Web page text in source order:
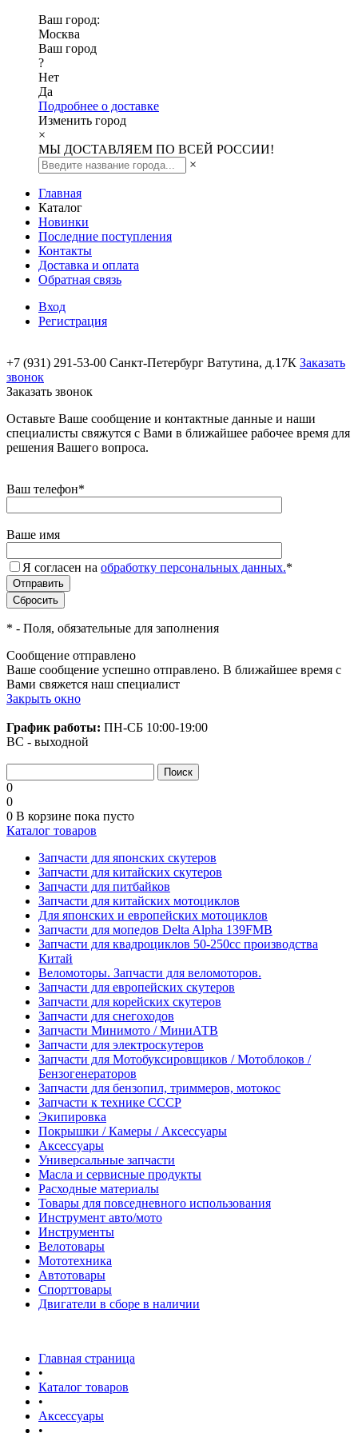
Ваш город:
Москва
Ваш город
?
Нет
Да
Подробнее о доставке
Изменить город
×
МЫ ДОСТАВЛЯЕМ ПО ВСЕЙ РОССИИ!
×
Главная
Каталог
Новинки
Последние поступления
Контакты
Доставка и оплата
Обратная связь
Вход
Регистрация
+7 (931) 291-53-00 Санкт-Петербург Ватутина, д.17К Заказать
звонок
Заказать звонок
Оставьте Ваше сообщение и контактные данные и наши
специалисты свяжутся с Вами в ближайшее рабочее время для
решения Вашего вопроса.
Ваш телефон*
Ваше имя
Я согласен на обработку персональных данных.*
* - Поля, обязательные для заполнения
Сообщение отправлено
Ваше сообщение успешно отправлено. В ближайшее время с
Вами свяжется наш специалист
Закрыть окно
График работы: ПН-СБ 10:00-19:00
ВС - выходной
0
0
0 В корзине пока пусто
Каталог товаров
Запчасти для японских скутеров
Запчасти для китайских скутеров
Запчасти для питбайков
Запчасти для китайских мотоциклов
Для японских и европейских мотоциклов
Запчасти для мопедов Delta Alpha 139FMB
Запчасти для квадроциклов 50-250сс производства
Китай
Веломоторы. Запчасти для веломоторов.
Запчасти для европейских скутеров
Запчасти для корейских скутеров
Запчасти для снегоходов
Запчасти Минимото / МиниАТВ
Запчасти для электроскутеров
Запчасти для Мотобуксировщиков / Мотоблоков /
Бензогенераторов
Запчасти для бензопил, триммеров, мотокос
Запчасти к технике СССР
Экипировка
Покрышки / Камеры / Аксессуары
Аксессуары
Универсальные запчасти
Масла и сервисные продукты
Расходные материалы
Товары для повседневного использования
Инструмент авто/мото
Инструменты
Велотовары
Мототехника
Автотовары
Спорттовары
Двигатели в сборе в наличии
Главная страница
•
Каталог товаров
•
Аксессуары
•